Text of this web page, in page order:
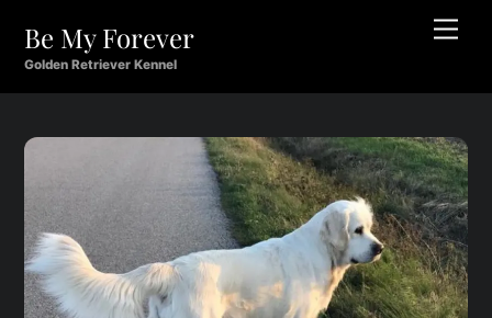
content
Be My Forever
Golden Retriever Kennel